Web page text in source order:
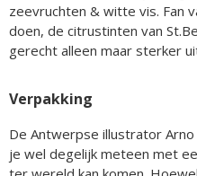
zeevruchten & witte vis. Fan
doen, de citrustinten van
gerecht alleen maar sterker
Verpakking
De Antwerpse illustrator
je wel degelijk meteen met